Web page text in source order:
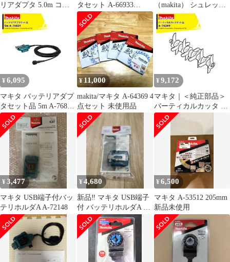
リアダプタ 5.0m コネ
クタ式 A-77403 makita
純正 パーツ 部品 正規
品 おすすめ 便利
タセット A-66933
dfa2136e
（makita） シュレッダ
ーブレード付属セット
品 A-75574
¥ 6,095
マキタ バッテリアダプ
タセット品 5m A-76831
適用モデル：UP180D
¥ 11,000
makita/マキタ A-64369 4
点セット 未使用品
¥ 9,172
マキタ｜＜純正部品＞
バーティカルカッタ A-
76249
¥3,477
マキタ USB端子付バッ
テリホルダA A-72148
¥4,680
新品‼️ マキタ USB端子
付 バッテリホルダA A-
72154
¥6,500
マキタ A-53512 205mm
新品未使用